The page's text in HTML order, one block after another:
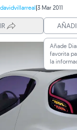
|3 Mar 2011
Añade
favorita
la